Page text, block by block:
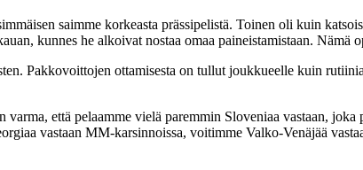
saimme korkeasta prässipelistä. Toinen oli kuin
kunnes he alkoivat nostaa omaa paineistamistaan. Nämä
Pakkovoittojen ottamisesta on tullut joukkueelle kuin
että pelaamme vielä paremmin Sloveniaa vastaan,
vastaan MM-karsinnoissa, voitimme Valko-Venäjää